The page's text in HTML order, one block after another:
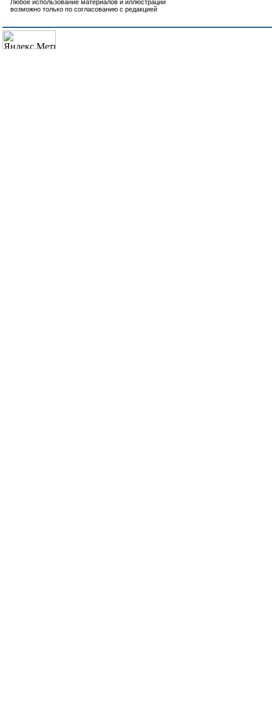
Любое использование материалов и иллюстраций
возможно только по согласованию с редакцией